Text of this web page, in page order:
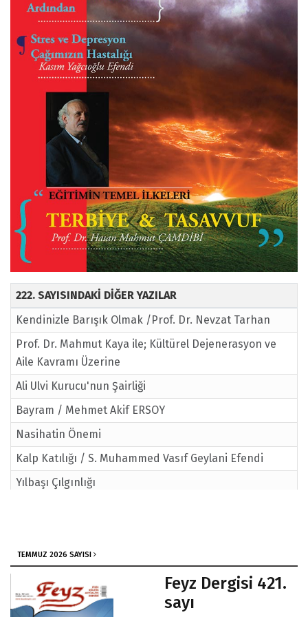
222. SAYISINDAKİ DİĞER YAZILAR
Kendinizle Barışık Olmak /Prof. Dr. Nevzat Tarhan
Prof. Dr. Mahmut Kaya ile; Kültürel Dejenerasyon ve
Aile Kavramı Üzerine
Ali Ulvi Kurucu'nun Şairliği
Bayram / Mehmet Akif ERSOY
Nasihatin Önemi
Kalp Katılığı / S. Muhammed Vasıf Geylani Efendi
Yılbaşı Çılgınlığı
Çağımızın Hastalığı; Stres ve Depresyon.. / Kasım
Kurban ve Merhamet / Ahmet Taşgetiren
TEMMUZ 2026 SAYISI
Feyz Dergisi 421.
sayı